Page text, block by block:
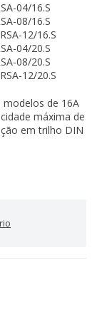
04/16.S
08/16.S
12/16.S
04/20.S
08/20.S
12/20.S
modelos de 16A
máxima de
em trilho DIN